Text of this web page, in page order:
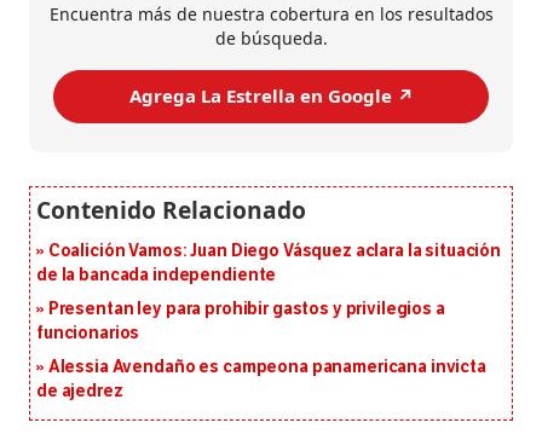
Encuentra más de nuestra cobertura en los resultados
de búsqueda.
Agrega La Estrella en Google ↗️
Coalición Vamos: Juan Diego Vásquez aclara la situación
de la bancada independiente
Presentan ley para prohibir gastos y privilegios a
funcionarios
Alessia Avendaño es campeona panamericana invicta
de ajedrez